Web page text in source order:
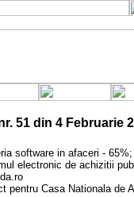
51 din 4 Februarie
software in afaceri -
electronic de achizitii
pentru Casa Nationala de